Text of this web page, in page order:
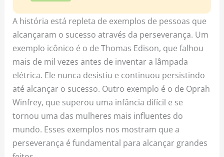
A história está repleta de exemplos de pessoas que
alcançaram o sucesso através da perseverança. Um
exemplo icônico é o de Thomas Edison, que falhou
mais de mil vezes antes de inventar a lâmpada
elétrica. Ele nunca desistiu e continuou persistindo
até alcançar o sucesso. Outro exemplo é o de Oprah
Winfrey, que superou uma infância difícil e se
tornou uma das mulheres mais influentes do
mundo. Esses exemplos nos mostram que a
perseverança é fundamental para alcançar grandes